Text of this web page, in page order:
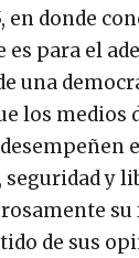
en donde
para el
una
los medios
seguridad y
de sus